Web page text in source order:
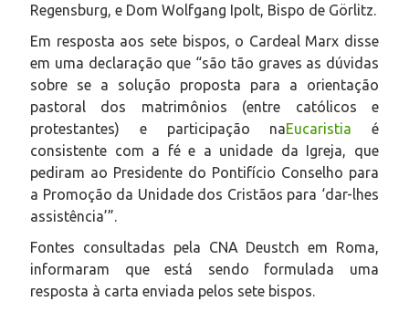
Regensburg, e Dom Wolfgang Ipolt, Bispo de Görlitz.
Em resposta aos sete bispos, o Cardeal Marx disse
em uma declaração que “são tão graves as dúvidas
sobre se a solução proposta para a orientação
pastoral dos matrimônios (entre católicos e
protestantes) e participação naEucaristia é
consistente com a fé e a unidade da Igreja, que
pediram ao Presidente do Pontifício Conselho para
a Promoção da Unidade dos Cristãos para ‘dar-lhes
assistência’”.
Fontes consultadas pela CNA Deustch em Roma,
informaram que está sendo formulada uma
resposta à carta enviada pelos sete bispos.